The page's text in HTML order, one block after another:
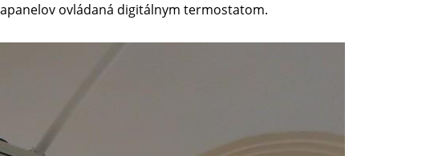
ovládaná digitálnym termostatom.